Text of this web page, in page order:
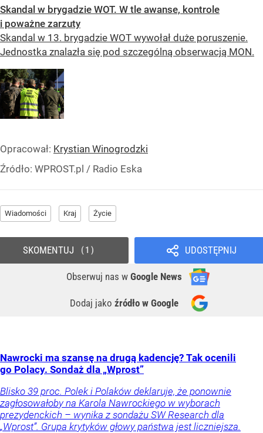
Skandal w brygadzie WOT. W tle awanse, kontrole
i poważne zarzuty
Skandal w 13. brygadzie WOT wywołał duże poruszenie.
Jednostka znalazła się pod szczególną obserwacją MON.
Opracował: Krystian Winogrodzki
Źródło: WPROST.pl / Radio Eska
Wiadomości Kraj Życie
UDOSTĘPNIJ
Obserwuj nas w Google News
Dodaj jako źródło w Google
SKOMENTUJ 1
Nawrocki ma szansę na drugą kadencję? Tak ocenili
go Polacy. Sondaż dla „Wprost”
Blisko 39 proc. Polek i Polaków deklaruje, że ponownie
zagłosowałoby na Karola Nawrockiego w wyborach
prezydenckich – wynika z sondażu SW Research dla
„Wprost”. Grupa krytyków głowy państwa jest liczniejsza.